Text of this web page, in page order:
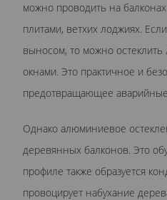
можно проводить на
плитами, ветхих лоджиях.
выносом, то можно
окнами. Это практичное и
предотвращающее аварийные
Однако алюминиевое
деревянных балконов. Это
профиле также образуется
провоцирует набухание